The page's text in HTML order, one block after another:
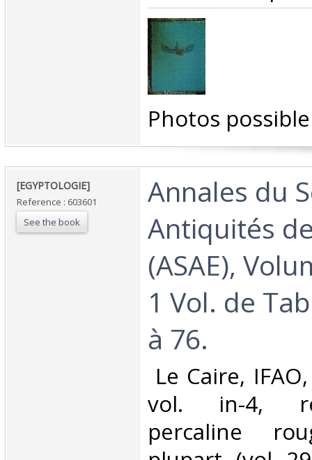
‎Photos
‎[EGYPTOLOGIE]‎
Reference : 603601
See the book
‎Annales du
Antiquités
(ASAE),
1 Vol. de
à 76.‎
Le Caire,
vol. in-4,
percaline